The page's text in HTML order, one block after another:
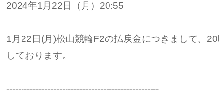
2024年1月22日（月）20:55
1月22日(月)松山競輪F2の払戻金につきまして、
しております。
----------------------------------------------------